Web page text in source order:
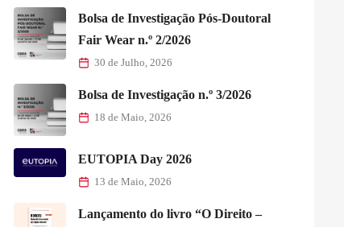
Bolsa de Investigação Pós-Doutoral
Fair Wear n.º 2/2026
30 de Julho, 2026
Bolsa de Investigação n.º 3/2026
18 de Maio, 2026
EUTOPIA Day 2026
13 de Maio, 2026
Lançamento do livro “O Direito –